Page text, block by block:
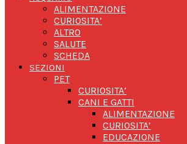
ALIMENTAZIONE
CURIOSITA’
ALTRO
SALUTE
SCHEDA
SEZIONI
PET
CURIOSITA’
CANI E GATTI
ALIMENTAZIONE
CURIOSITA’
EDUCAZIONE